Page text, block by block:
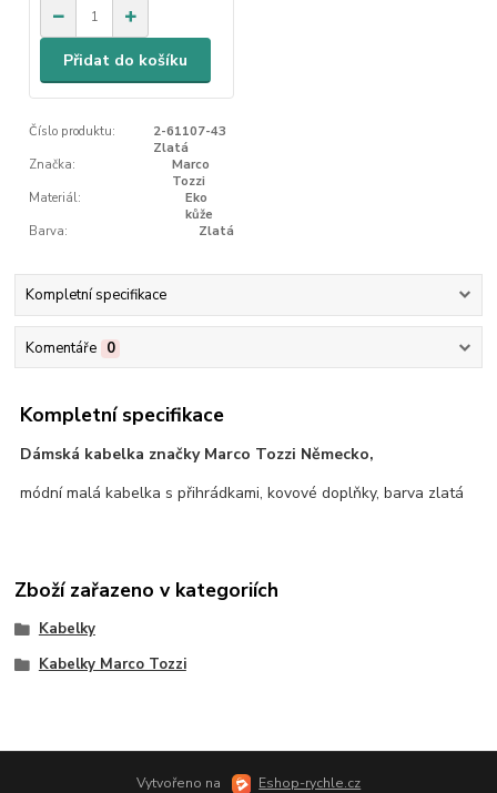
Přidat do košíku
Číslo produktu:
2-61107-43
Zlatá
Značka:
Marco
Tozzi
Materiál:
Eko
kůže
Barva:
Zlatá
Kompletní specifikace
Komentáře 0
Kompletní specifikace
Dámská kabelka značky Marco Tozzi Německo,
módní malá kabelka s přihrádkami, kovové doplňky, barva zlatá
Zboží zařazeno v kategoriích
Kabelky
Kabelky Marco Tozzi
Vytvořeno na Eshop-rychle.cz